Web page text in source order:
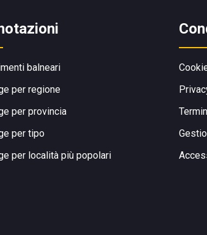
balneari
per regione
per provincia
per tipo
per località più popolari